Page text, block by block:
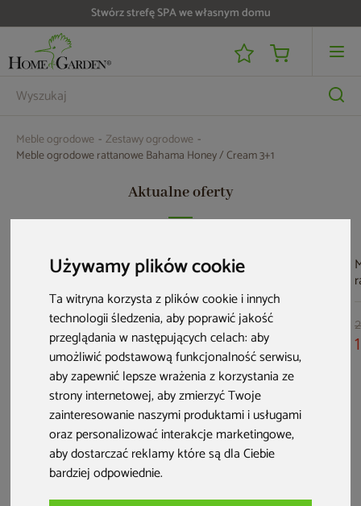
Używamy plików cookie
Ta witryna korzysta z plików cookie i innych
technologii śledzenia, aby poprawić jakość
przeglądania w następujących celach:aby
umożliwić podstawową funkcjonalność serwisu,
aby zapewnić lepsze wrażenia z korzystania ze
strony internetowej,aby zmierzyć Twoje
zainteresowanie naszymi produktami i usługami
oraz personalizować interakcje marketingowe,
aby dostarczać reklamy które są dla Ciebie
bardziej odpowiednie.
Do 25 000 zł zwrotu na kartę i raty RRSO 0%
Meble ogrodowe
Zestawy ogrodowe
Meble ogrodowe rattanowe Bahama Honey / Cream 3+1
Aktualne oferty
Meble ogrodowe
technorattanowe
Bristol Round
Elegant 150 cm
Grey / Grey
Melange 6+1
6 999 zł
5 999 zł
Meble ogrodowe
rattanowe Diego
Honey / Cream 3+1
2 299 zł
1 999 zł
Meble ogrodowe
technorattanowe
Sofia Beige / Beige
Melange
2 599 zł